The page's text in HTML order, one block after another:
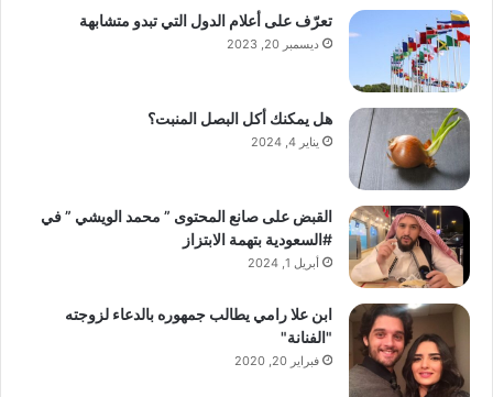
تعرّف على أعلام الدول التي تبدو متشابهة
ديسمبر 20, 2023
هل يمكنك أكل البصل المنبت؟
يناير 4, 2024
القبض على صانع المحتوى ” محمد الويشي ” في
#السعودية بتهمة الابتزاز
أبريل 1, 2024
ابن علا رامي يطالب جمهوره بالدعاء لزوجته
"الفنانة"
فبراير 20, 2020